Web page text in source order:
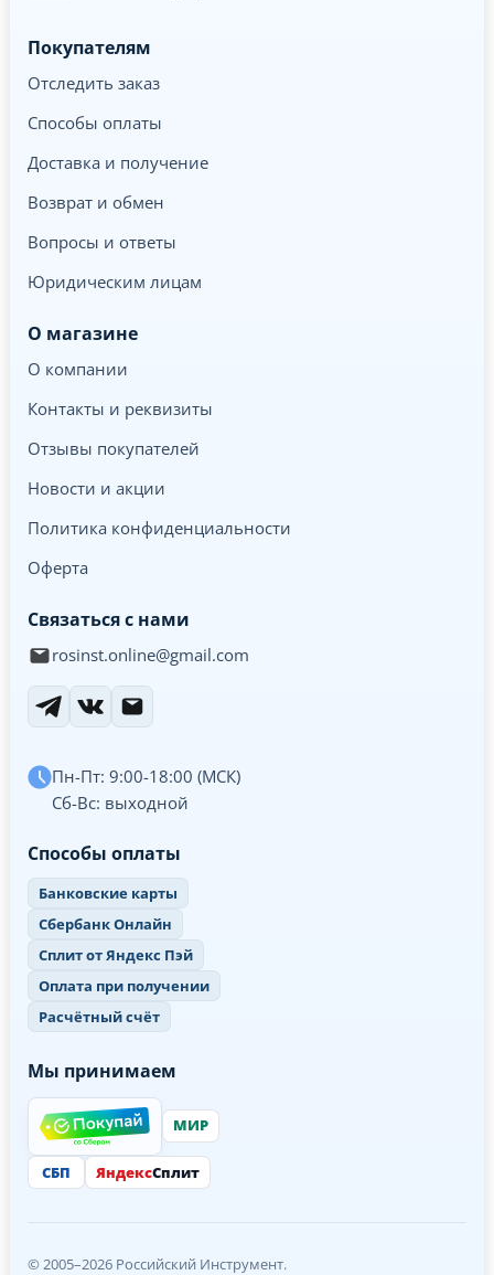
Покупателям
Отследить заказ
Способы оплаты
Доставка и получение
Возврат и обмен
Вопросы и ответы
Юридическим лицам
О магазине
О компании
Контакты и реквизиты
Отзывы покупателей
Новости и акции
Политика конфиденциальности
Оферта
Связаться с нами
rosinst.online@gmail.com
Пн-Пт: 9:00-18:00 (МСК)
Сб-Вс: выходной
Способы оплаты
Банковские карты
Сбербанк Онлайн
Сплит от Яндекс Пэй
Оплата при получении
Расчётный счёт
Мы принимаем
МИР
СБП ЯндексСплит
© 2005–2026 Российский Инструмент.